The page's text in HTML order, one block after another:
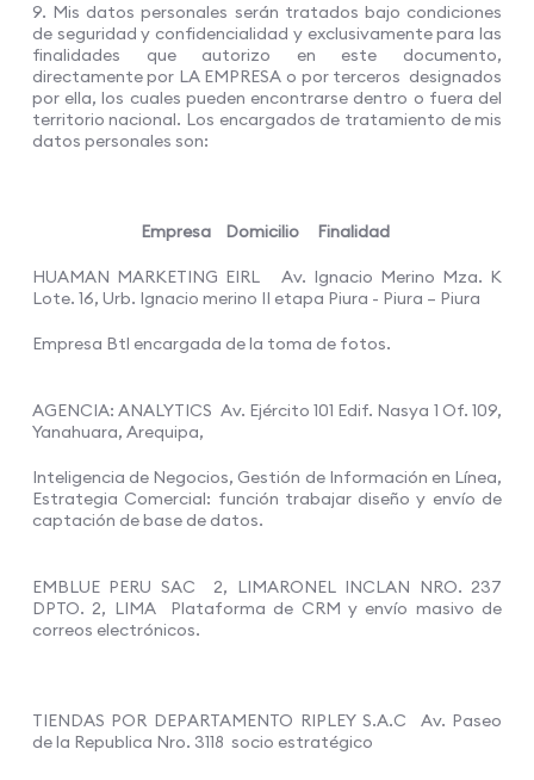
9. Mis datos personales serán tratados bajo condiciones
de seguridad y confidencialidad y exclusivamente para las
finalidades que autorizo en este documento,
directamente por LA EMPRESA o por terceros designados
por ella, los cuales pueden encontrarse dentro o fuera del
territorio nacional. Los encargados de tratamiento de mis
datos personales son:
Empresa Domicilio Finalidad
HUAMAN MARKETING EIRL Av. Ignacio Merino Mza. K
Lote. 16, Urb. Ignacio merino II etapa Piura - Piura – Piura
Empresa Btl encargada de la toma de fotos.
AGENCIA: ANALYTICS Av. Ejército 101 Edif. Nasya 1 Of. 109,
Yanahuara, Arequipa,
Inteligencia de Negocios, Gestión de Información en Línea,
Estrategia Comercial: función trabajar diseño y envío de
captación de base de datos.
EMBLUE PERU SAC 2, LIMARONEL INCLAN NRO. 237
DPTO. 2, LIMA Plataforma de CRM y envío masivo de
correos electrónicos.
TIENDAS POR DEPARTAMENTO RIPLEY S.A.C Av. Paseo
de la Republica Nro. 3118 socio estratégico